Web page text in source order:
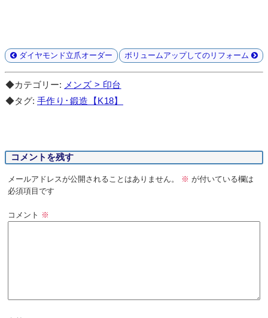
ダイヤモンド立爪オーダー ボリュームアップしてのリフォーム
◆カテゴリー: メンズ > 印台
◆タグ: 手作り･鍛造【K18】
コメントを残す
メールアドレスが公開されることはありません。 ※ が付いている欄は
必須項目です
コメント ※